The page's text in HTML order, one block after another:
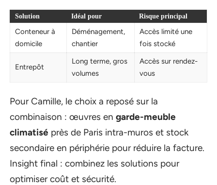
Solution Idéal pour Risque principal
Conteneur à
domicile
Déménagement,
chantier
Accès limité une
fois stocké
Entrepôt
Long terme, gros
volumes
Accès sur rendez-
vous
Pour Camille, le choix a reposé sur la
combinaison : œuvres en garde-meuble
climatisé près de Paris intra-muros et stock
secondaire en périphérie pour réduire la facture.
Insight final : combinez les solutions pour
optimiser coût et sécurité.